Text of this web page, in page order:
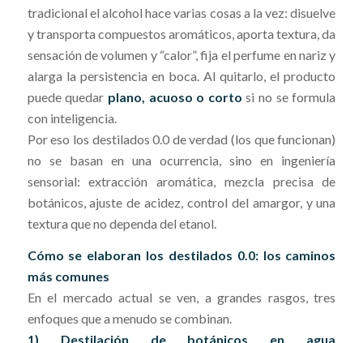
tradicional el alcohol hace varias cosas a la vez: disuelve
y transporta compuestos aromáticos, aporta textura, da
sensación de volumen y “calor”, fija el perfume en nariz y
alarga la persistencia en boca. Al quitarlo, el producto
puede quedar plano, acuoso o corto si no se formula
con inteligencia.
Por eso los destilados 0.0 de verdad (los que funcionan)
no se basan en una ocurrencia, sino en ingeniería
sensorial: extracción aromática, mezcla precisa de
botánicos, ajuste de acidez, control del amargor, y una
textura que no dependa del etanol.
Cómo se elaboran los destilados 0.0: los caminos
más comunes
En el mercado actual se ven, a grandes rasgos, tres
enfoques que a menudo se combinan.
1) Destilación de botánicos en agua